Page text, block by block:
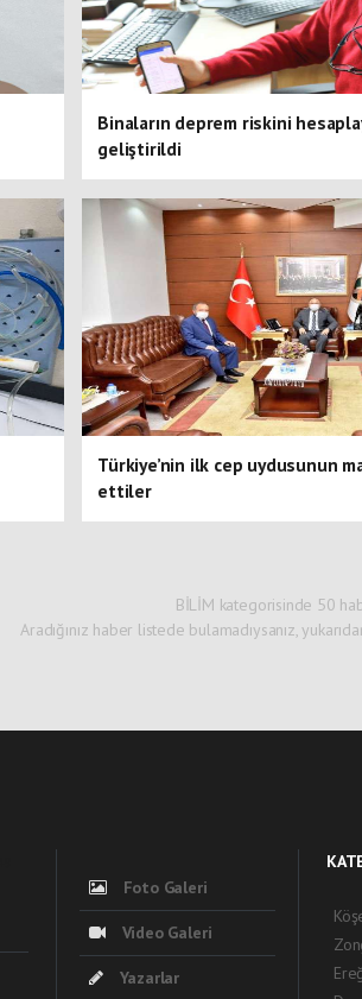
Binaların deprem riskini
geliştirildi
Türkiye’nin ilk cep uydusunun
ettiler
BİLİM kategorisinde 50
Aradığınız haber listede bulamadıysanız,
Foto Galeri
Video Galeri
Yazarlar